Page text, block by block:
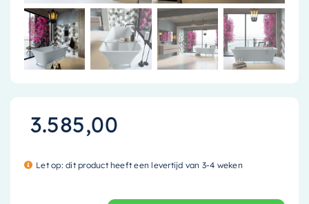
3.585,00
Let op: dit product heeft een levertijd van 3-4 weken